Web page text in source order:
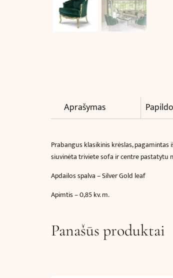
Aprašymas
Prabangus klasikinis krėslas,
siuvinėta triviete sofa ir centre pastatytu
Apdailos spalva – Silver Gold leaf
Apimtis – 0,85 kv. m.
Panašūs produktai